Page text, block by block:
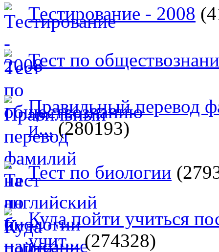
Тестирование - 2008
Тест по
Правильный перевод
и...(280193)
Тест по биологии
Куда пойти учиться
учит...(274328)